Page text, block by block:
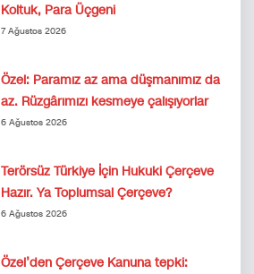
Koltuk, Para Üçgeni
7 Ağustos 2026
Özel: Paramız az ama düşmanımız da
az. Rüzgârımızı kesmeye çalışıyorlar
6 Ağustos 2026
Terörsüz Türkiye İçin Hukuki Çerçeve
Hazır. Ya Toplumsal Çerçeve?
6 Ağustos 2026
Özel’den Çerçeve Kanuna tepki: